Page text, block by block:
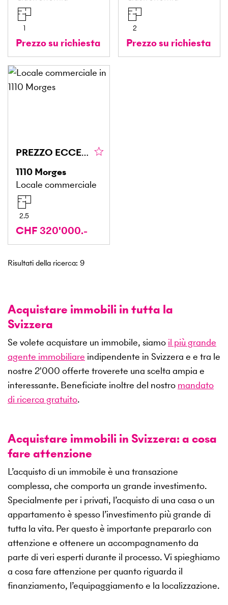
1
Prezzo su richiesta
2
Prezzo su richiesta
PREZZO ECCEZIONALE CON GRANDE POTENZIALE
1110 Morges
Locale commerciale
2.5
CHF 320'000.-
Risultati della ricerca: 9
Acquistare immobili in tutta la
Svizzera
Se volete acquistare un immobile, siamo il più grande
agente immobiliare indipendente in Svizzera e e tra le
nostre 2'000 offerte troverete una scelta ampia e
interessante. Beneficiate inoltre del nostro mandato
di ricerca gratuito.
Acquistare immobili in Svizzera: a cosa
fare attenzione
L’acquisto di un immobile è una transazione
complessa, che comporta un grande investimento.
Specialmente per i privati, l’acquisto di una casa o un
appartamento è spesso l’investimento più grande di
tutta la vita. Per questo è importante prepararlo con
attenzione e ottenere un accompagnamento da
parte di veri esperti durante il processo. Vi spieghiamo
a cosa fare attenzione per quanto riguarda il
finanziamento, l’equipaggiamento e la localizzazione.